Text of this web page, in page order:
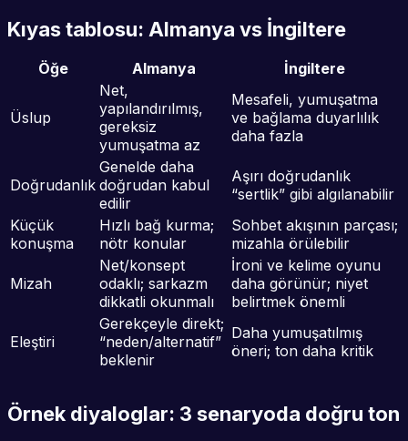
Kıyas tablosu: Almanya vs İngiltere
Öğe Almanya İngiltere
Üslup
Net,
yapılandırılmış,
gereksiz
yumuşatma az
Mesafeli, yumuşatma
ve bağlama duyarlılık
daha fazla
Doğrudanlık
Genelde daha
doğrudan kabul
edilir
Aşırı doğrudanlık
“sertlik” gibi algılanabilir
Küçük
konuşma
Hızlı bağ kurma;
nötr konular
Sohbet akışının parçası;
mizahla örülebilir
Mizah
Net/konsept
odaklı; sarkazm
dikkatli okunmalı
İroni ve kelime oyunu
daha görünür; niyet
belirtmek önemli
Eleştiri
Gerekçeyle direkt;
“neden/alternatif”
beklenir
Daha yumuşatılmış
öneri; ton daha kritik
Örnek diyaloglar: 3 senaryoda doğru ton